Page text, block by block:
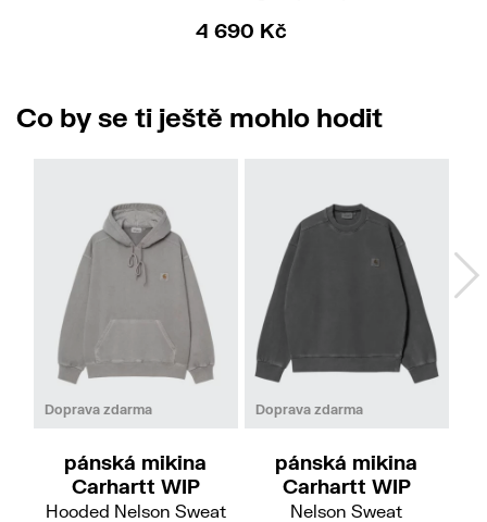
4 690 Kč
Co by se ti ještě mohlo hodit
Doprava zdarma
SM
pánská mikina
Carhartt WIP
Hooded Nelson Sweat
Doprava zdarma
XSSM
pánská mikina
Carhartt WIP
Nelson Sweat